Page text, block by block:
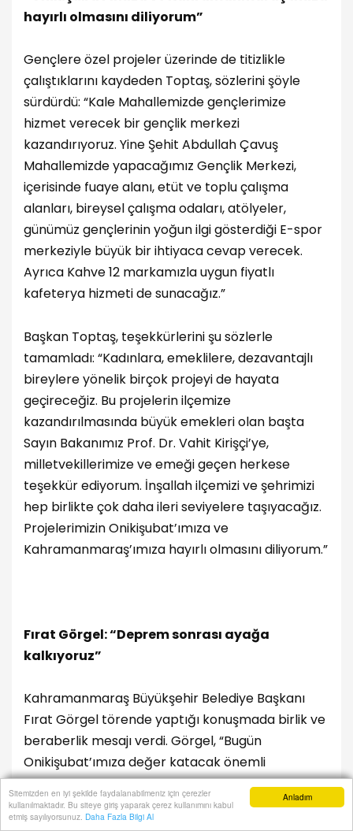
Anladım
Sitemizden en iyi şekilde faydalanabilmeniz için çerezler
kullanılmaktadır. Bu siteye giriş yaparak çerez kullanımını kabul
etmiş sayılıyorsunuz. Daha Fazla Bilgi Al
hayırlı olmasını diliyorum”
Gençlere özel projeler üzerinde de titizlikle
çalıştıklarını kaydeden Toptaş, sözlerini şöyle
sürdürdü: “Kale Mahallemizde gençlerimize
hizmet verecek bir gençlik merkezi
kazandırıyoruz. Yine Şehit Abdullah Çavuş
Mahallemizde yapacağımız Gençlik Merkezi,
içerisinde fuaye alanı, etüt ve toplu çalışma
alanları, bireysel çalışma odaları, atölyeler,
günümüz gençlerinin yoğun ilgi gösterdiği E-spor
merkeziyle büyük bir ihtiyaca cevap verecek.
Ayrıca Kahve 12 markamızla uygun fiyatlı
kafeterya hizmeti de sunacağız.”
Başkan Toptaş, teşekkürlerini şu sözlerle
tamamladı: “Kadınlara, emeklilere, dezavantajlı
bireylere yönelik birçok projeyi de hayata
geçireceğiz. Bu projelerin ilçemize
kazandırılmasında büyük emekleri olan başta
Sayın Bakanımız Prof. Dr. Vahit Kirişçi’ye,
milletvekillerimize ve emeği geçen herkese
teşekkür ediyorum. İnşallah ilçemizi ve şehrimizi
hep birlikte çok daha ileri seviyelere taşıyacağız.
Projelerimizin Onikişubat’ımıza ve
Kahramanmaraş’ımıza hayırlı olmasını diliyorum.”
Fırat Görgel: “Deprem sonrası ayağa
kalkıyoruz”
Kahramanmaraş Büyükşehir Belediye Başkanı
Fırat Görgel törende yaptığı konuşmada birlik ve
beraberlik mesajı verdi. Görgel, “Bugün
Onikişubat’ımıza değer katacak önemli
yatırımların temelini hep birlikte atmanın
mutluluğunu yaşıyoruz. Bizler Kahramanmaraş’ı
tüm ilçeleriyle, mahalleleriyle, sokaklarıyla bir
Anasayfa Yazarlar Haber Ara